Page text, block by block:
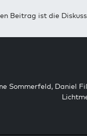
Beitrag ist die
Sommerfeld, Daniel